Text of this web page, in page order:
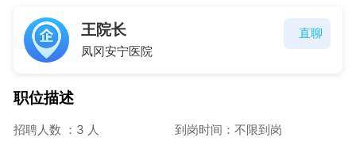
王院长
凤冈安宁医院
直聊
职位描述
招聘人数 ：3 人
到岗时间：不限到岗